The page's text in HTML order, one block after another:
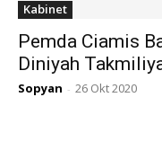
Kabinet
Pemda Ciamis
Diniyah
Sopyan - 26 Okt 2020